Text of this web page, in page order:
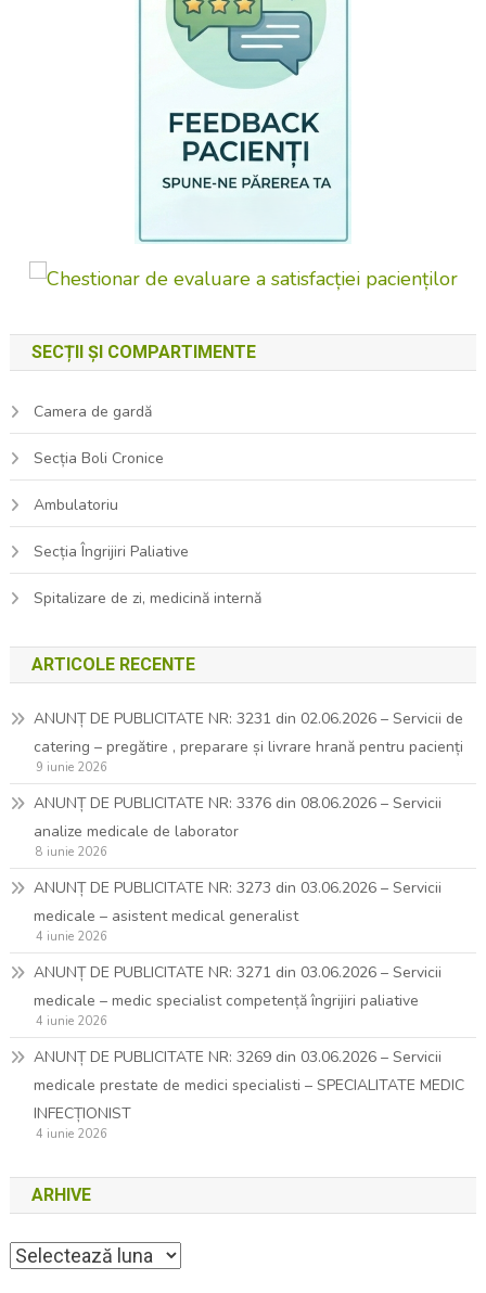
SECȚII ȘI COMPARTIMENTE
Camera de gardă
Secția Boli Cronice
Ambulatoriu
Secția Îngrijiri Paliative
Spitalizare de zi, medicină internă
ARTICOLE RECENTE
ANUNȚ DE PUBLICITATE NR: 3231 din 02.06.2026 – Servicii de
catering – pregătire , preparare și livrare hrană pentru pacienți
9 iunie 2026
ANUNȚ DE PUBLICITATE NR: 3376 din 08.06.2026 – Servicii
analize medicale de laborator
8 iunie 2026
ANUNȚ DE PUBLICITATE NR: 3273 din 03.06.2026 – Servicii
medicale – asistent medical generalist
4 iunie 2026
ANUNȚ DE PUBLICITATE NR: 3271 din 03.06.2026 – Servicii
medicale – medic specialist competență îngrijiri paliative
4 iunie 2026
ANUNȚ DE PUBLICITATE NR: 3269 din 03.06.2026 – Servicii
medicale prestate de medici specialisti – SPECIALITATE MEDIC
INFECȚIONIST
4 iunie 2026
ARHIVE
Arhive